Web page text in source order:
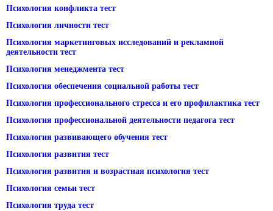
Психология конфликта тест
Психология личности тест
Психология маркетинговых исследований и рекламной
деятельности тест
Психология менеджмента тест
Психология обеспечения социальной работы тест
Психология профессионального стресса и его профилактика тест
Психология профессиональной деятельности педагога тест
Психология развивающего обучения тест
Психология развития тест
Психология развития и возрастная психология тест
Психология семьи тест
Психология труда тест